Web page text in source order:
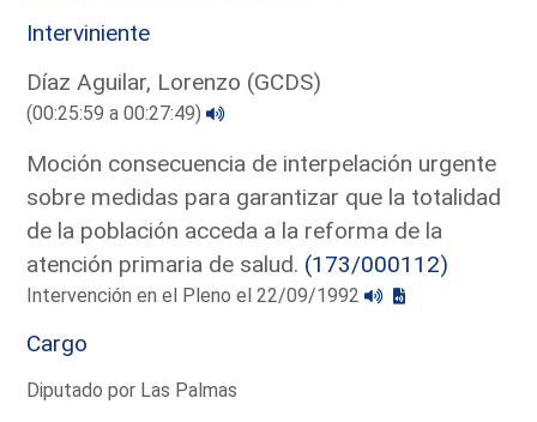
Interviniente
Díaz Aguilar, Lorenzo (GCDS)
(00:25:59 a 00:27:49)
Moción consecuencia de interpelación urgente
sobre medidas para garantizar que la totalidad
de la población acceda a la reforma de la
atención primaria de salud. (173/000112)
Intervención en el Pleno el 22/09/1992
Cargo
Diputado por Las Palmas